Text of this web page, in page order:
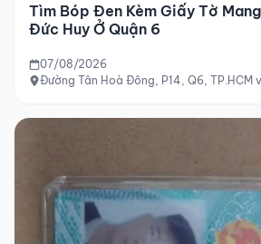
Tìm Bóp Đen Kèm Giấy Tờ
Đức Huy Ở Quận 6
07/08/2026
Đường Tân Hoà Đông, P14, Q6, TP.HCM